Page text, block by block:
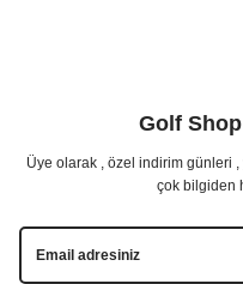
Golf
Üye olarak , özel indirim günleri
çok bilgiden